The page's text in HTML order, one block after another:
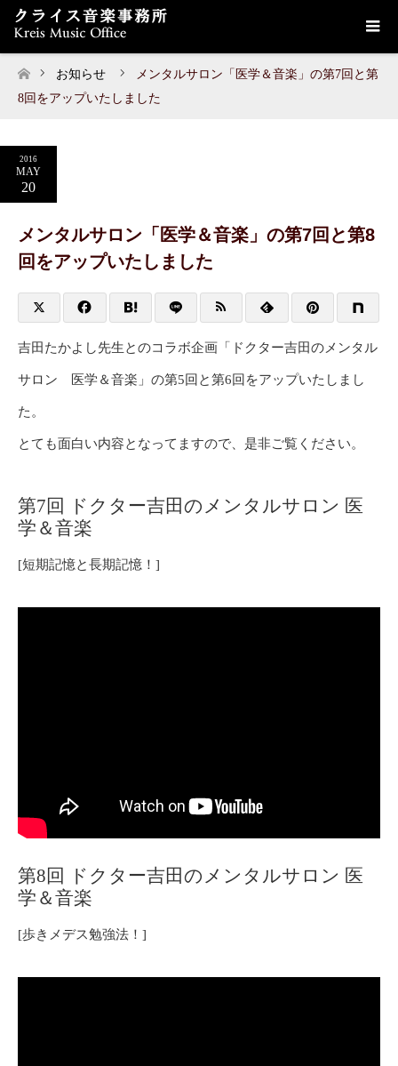
ホーム
お知らせ
メンタルサロン「医学＆音楽」の第7回と第
8回をアップいたしました
2016
MAY
20
メンタルサロン「医学＆音楽」の第7回と第8
回をアップいたしました
吉田たかよし先生とのコラボ企画「ドクター吉田のメンタル
サロン 医学＆音楽」の第5回と第6回をアップいたしまし
た。
とても面白い内容となってますので、是非ご覧ください。
第7回 ドクター吉田のメンタルサロン 医
学＆音楽
[短期記憶と長期記憶！]
第8回 ドクター吉田のメンタルサロン 医
学＆音楽
[歩きメデス勉強法！]